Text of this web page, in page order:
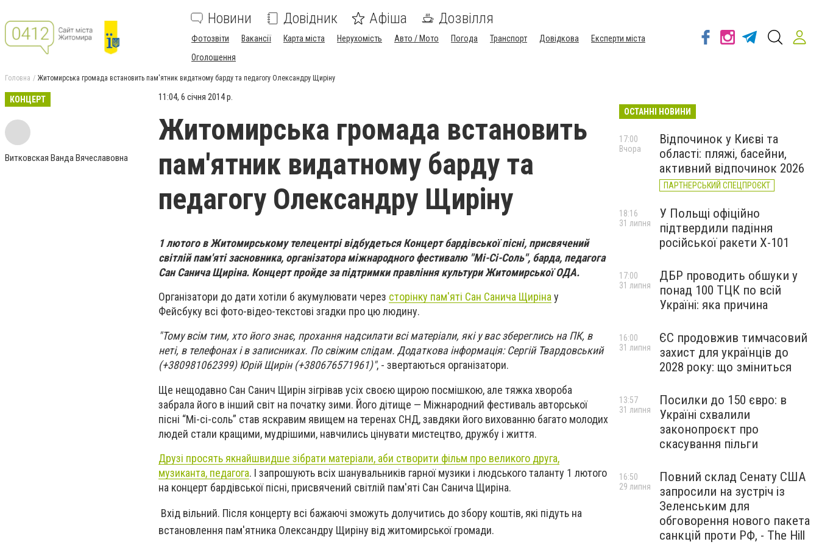
Новини Довідник Афіша Дозвілля
Фотозвіти Вакансії Карта міста Нерухомість Авто / Мото Погода Транспорт Довідкова
Експерти міста
Оголошення
Головна Житомирська громада встановить пам'ятник видатному барду та педагогу Олександру Щиріну
КОНЦЕРТ
Витковская Ванда Вячеславовна
11:04, 6 січня 2014 р.
Житомирська громада встановить
пам'ятник видатному барду та
педагогу Олександру Щиріну
1 лютогов Житомирському телецентрівідбудеться Концерт бардівської пісні, присвячений
світлій пам'яті засновника, організатора міжнародного фестивалю "Мі-Сі-Соль", барда, педагога
Сан Санича Щиріна. Концерт пройде за підтримки правління культури Житомирської ОДА.
Організатори до дати хотіли б акумулювати через сторінку пам'яті Сан Санича Щиріна у
Фейсбуку всі фото-відео-текстові згадки про цю людину.
"Тому всім тим, хто його знає, прохання надсилати всі матеріали, які у вас збереглись на ПК, в
неті, в телефонах і в записниках. По свіжим слідам. Додаткова інформація: Сергій Твардовський
(+380981062399) Юрій Щирін (+380676571961)", - звертаються організатори.
Ще нещодавно Сан Санич Щирін зігрівав усіх своєю щирою посмішкою, але тяжка хвороба
забрала його в інший світ на початку зими. Його дітище — Міжнародний фестиваль авторської
пісні “Мі-сі-соль” став яскравим явищем на теренах СНД, завдяки його вихованню багато молодих
людей стали кращими, мудрішими, навчились цінувати мистецтво, дружбу і життя.
Друзі просять якнайшвидше зібрати матеріали, аби створити фільм про великого друга,
музиканта, педагога. І запрошують всіх шанувальників гарної музики і людського таланту 1 лютого
на концерт бардівської пісні, присвячений світлій пам'яті Сан Санича Щиріна.
Вхід вільний. Після концерту всі бажаючі зможуть долучитись до збору коштів, які підуть на
встановлення пам'ятника Олександру Щиріну від житомирської громади.
ОСТАННІ НОВИНИ
Відпочинок у Києві та
області: пляжі, басейни,
активний відпочинок 2026
ПАРТНЕРСЬКИЙ СПЕЦПРОЄКТ
17:00
Вчора
У Польщі офіційно
підтвердили падіння
російської ракети Х-101
18:16
31 липня
ДБР проводить обшуки у
понад 100 ТЦК по всій
Україні: яка причина
17:00
31 липня
ЄС продовжив тимчасовий
захист для українців до
2028 року: що зміниться
16:00
31 липня
Посилки до 150 євро: в
Україні схвалили
законопроєкт про
скасування пільги
13:57
31 липня
Повний склад Сенату США
запросили на зустріч із
Зеленським для
обговорення нового пакета
санкцій проти РФ, - The Hill
16:50
29 липня